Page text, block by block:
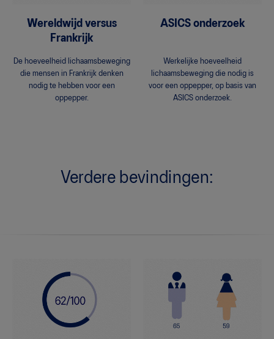
Wereldwijd versus
Frankrijk
De hoeveelheid lichaamsbeweging
die mensen in Frankrijk denken
nodig te hebben voor een
oppepper.
ASICS onderzoek
Werkelijke hoeveelheid
lichaamsbeweging die nodig is
voor een oppepper, op basis van
ASICS onderzoek.
Verdere bevindingen: